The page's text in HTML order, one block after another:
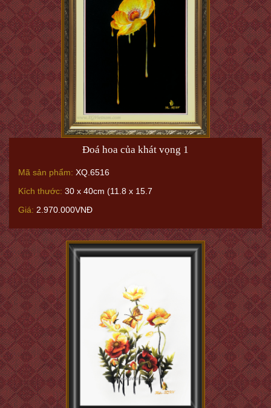
Đoá hoa của khát vọng 1
Mã sản phẩm: XQ.6516
Kích thước: 30 x 40cm (11.8 x 15.7
Giá: 2.970.000VNĐ